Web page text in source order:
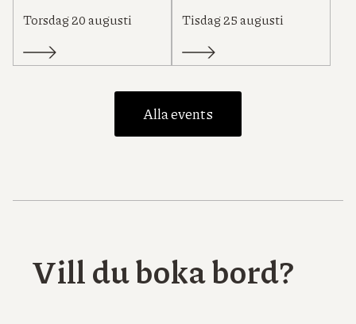
Torsdag 20 augusti Tisdag 25 augusti
Alla events
Vill du boka bord?